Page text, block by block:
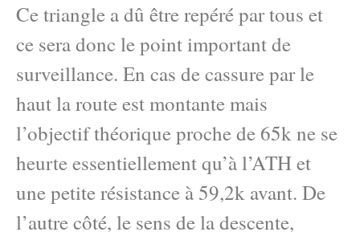
Ce triangle a dû être repéré par tous et
ce sera donc le point important de
surveillance. En cas de cassure par le
haut la route est montante mais
l’objectif théorique proche de 65k ne se
heurte essentiellement qu’à l’ATH et
une petite résistance à 59,2k avant. De
l’autre côté, le sens de la descente,